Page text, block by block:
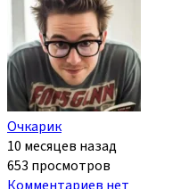
Очкарик
10 месяцев назад
653 просмотров